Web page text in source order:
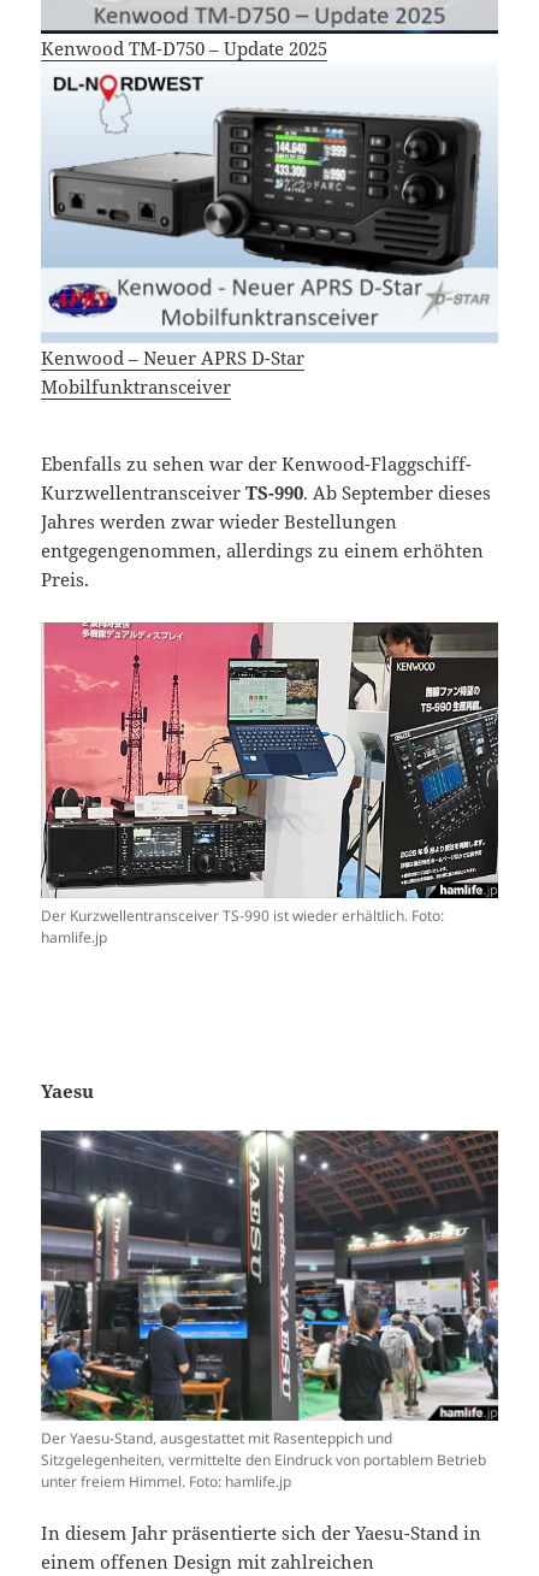
Kenwood TM-D750 – Update 2025
Kenwood – Neuer APRS D-Star
Mobilfunktransceiver
Ebenfalls zu sehen war der Kenwood-Flaggschiff-
KurzwellentransceiverTS-990. Ab September dieses
Jahres werden zwar wieder Bestellungen
entgegengenommen, allerdings zu einem erhöhten
Preis.
Der Kurzwellentransceiver TS-990 ist wieder erhältlich. Foto:
hamlife.jp
Yaesu
Der Yaesu-Stand, ausgestattet mit Rasenteppich und
Sitzgelegenheiten, vermittelte den Eindruck von portablem Betrieb
unter freiem Himmel. Foto: hamlife.jp
In diesem Jahr präsentierte sich der Yaesu-Stand in
einem offenen Design mit zahlreichen